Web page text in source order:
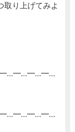
り上げてみよ